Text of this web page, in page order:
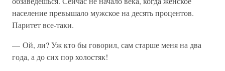
население превышало мужское на десять процентов.
Паритет все-таки.
— Ой, ли? Уж кто бы говорил, сам старше меня на два
года, а до сих пор холостяк!